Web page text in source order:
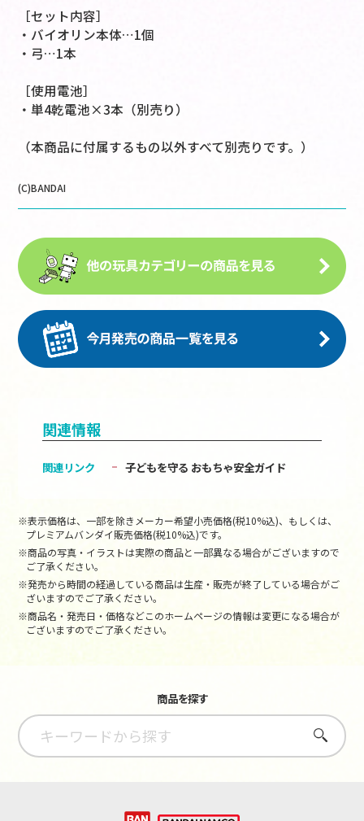
［セット内容］
・バイオリン本体…1個
・弓…1本
［使用電池］
・単4乾電池×3本（別売り）
（本商品に付属するもの以外すべて別売りです。）
(C)BANDAI
関連情報
関連リンク 子どもを守る おもちゃ安全ガイド
※表示価格は、一部を除きメーカー希望小売価格(税10%込)、もしくは、
プレミアムバンダイ販売価格(税10%込)です。
※商品の写真・イラストは実際の商品と一部異なる場合がございますので
ご了承ください。
※発売から時間の経過している商品は生産・販売が終了している場合がご
ざいますのでご了承ください。
※商品名・発売日・価格などこのホームページの情報は変更になる場合が
ございますのでご了承ください。
商品を探す
さがす